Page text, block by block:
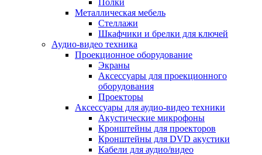
Полки
Металлическая мебель
Стеллажи
Шкафчики и брелки для ключей
Аудио-видео техника
Проекционное оборудование
Экраны
Аксессуары для проекционного
оборудования
Проекторы
Аксессуары для аудио-видео техники
Акустические микрофоны
Кронштейны для проекторов
Кронштейны для DVD акустики
Кабели для аудио/видео